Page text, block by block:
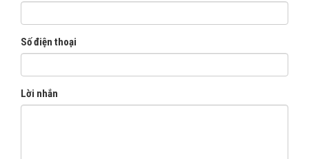
Số điện thoại
Lời nhắn
liệu cá nhân
Tôi đã đọc và xác nhận
liệu cá nhân